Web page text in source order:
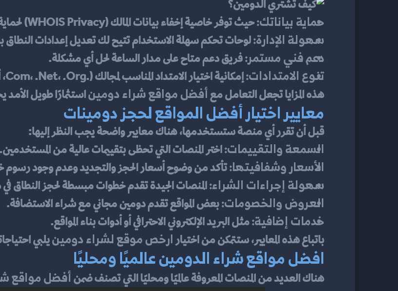
حماية بياناتك: حيث توفر خاصية إخفاء بيانات المالك (WHOIS Privacy) لحماية خصوصيتك.
سهولة الإدارة: لوحات تحكم سهلة الاستخدام تتيح لك تعديل إعدادات
دعم فني مستمر: فريق دعم متاح على مدار الساعة لحل أي مشكلة.
تنوع الامتدادات: إمكانية اختيار الامتداد المناسب لمجالك (.com، .net، .org، أو الامتدادات المحلية مثل .sa).
هذه المزايا تجعل التعامل مع أفضل مواقع شراء دومين استثمارًا طويل
معايير اختيار أفضل المواقع لحجز دومينات
قبل أن تقرر أي منصة ستستخدمها، هناك معايير واضحة يجب النظر إليها:
السمعة والتقييمات: اختر المنصات التي تحظى بتقييمات عالية من المستخدمين.
الأسعار وشفافيتها: تأكد من وضوح أسعار الحجز والتجديد وعدم وجود رسوم
سهولة إجراءات الشراء: المنصات الجيدة تقدم خطوات مبسطة لحجز النطاق
العروض والخصومات: بعض المواقع تقدم دومين مجاني مع شراء الاستضافة.
خدمات إضافية: مثل البريد الإلكتروني الاحترافي أو أدوات بناء المواقع.
باتباع هذه المعايير، ستتمكن من اختيار ارخص موقع لشراء دومين يلبي
افضل مواقع شراء الدومين عالميًا ومحليًا
هناك العديد من المنصات المعروفة عالميًا ومحليًا التي تصنف ضمن أفضل مواقع